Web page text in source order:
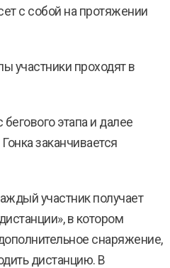
с собой на протяжении
участники проходят в
бегового этапа и далее
заканчивается
участник получает
в котором
снаряжение,
дистанцию. В